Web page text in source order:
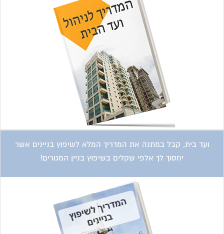
ועד בית, קבל במתנה את המדריך המלא לשיפוץ בניינים אשר
יחסוך לך אלפי שקלים בשיפוץ בניין המגורים!